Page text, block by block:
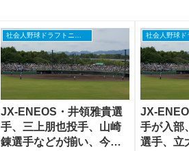
JX-ENEOS・井領雅貴選
手、三上朋也投手、山崎
錬選手などが揃い、今年
JX-
手が入部
選手、立